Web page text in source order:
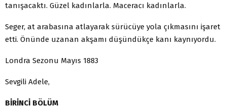
tanışacaktı. Güzel kadınlarla. Maceracı kadınlarla.
Seger, at arabasına atlayarak sürücüye yola çıkmasını işaret
etti. Önünde uzanan akşamı düşündükçe kanı kaynıyordu.
Londra Sezonu Mayıs 1883
Sevgili Adele,
BİRİNCİ BÖLÜM